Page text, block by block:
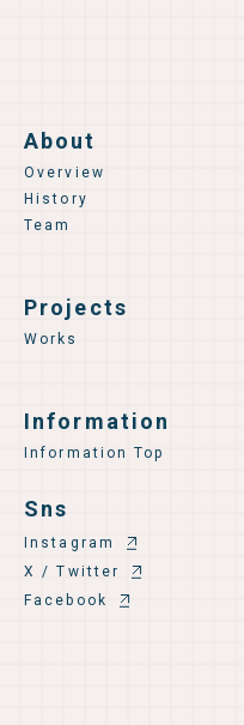
About
Overview
History
Team
Projects
Works
Information
Information Top
Sns
Instagram
X / Twitter
Facebook